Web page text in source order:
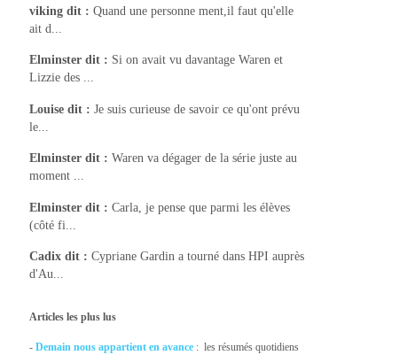
viking dit : Quand une personne ment,il faut qu'elle
ait d...
Elminster dit : Si on avait vu davantage Waren et
Lizzie des ...
Louise dit : Je suis curieuse de savoir ce qu'ont prévu
le...
Elminster dit : Waren va dégager de la série juste au
moment ...
Elminster dit : Carla, je pense que parmi les élèves
(côté fi...
Cadix dit : Cypriane Gardin a tourné dans HPI auprès
d'Au...
Articles les plus lus
-Demain nous appartient en avance : les résumés quotidiens